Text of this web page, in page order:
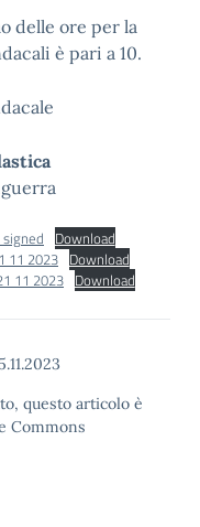
delle ore per la
è pari a 10.
Download
11 2023 Download
11 2023 Download
questo articolo è
Commons